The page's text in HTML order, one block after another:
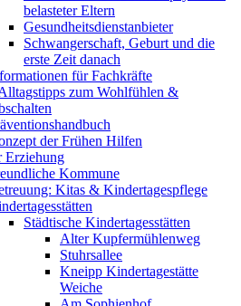
belasteter Eltern
Gesundheitsdienstanbieter
Schwangerschaft, Geburt und die
erste Zeit danach
für Fachkräfte
zum Wohlfühlen &
der Frühen Hilfen
Erziehung
Kommune
Kitas & Kindertagespflege
Städtische Kindertagesstätten
Alter Kupfermühlenweg
Stuhrsallee
Kneipp Kindertagestätte
Weiche